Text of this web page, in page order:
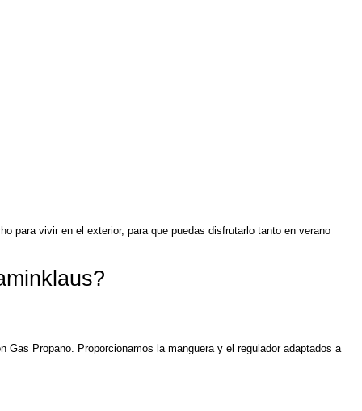
para vivir en el exterior, para que puedas disfrutarlo tanto en verano
Propano. Proporcionamos la manguera y el regulador adaptados a